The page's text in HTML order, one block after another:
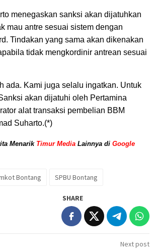
menegaskan sanksi akan dijatuhkan
mau antre sesuai sistem dengan
Tindakan yang sama akan dikenakan
tidak mengkordinir antrean sesuai
ada. Kami juga selalu ingatkan. Untuk
akan dijatuhi oleh Pertamina
alat transaksi pembelian BBM
Suharto.(*)
Menarik Timur Media Lainnya di Google
Bontang SPBU Bontang
SHARE
Next post